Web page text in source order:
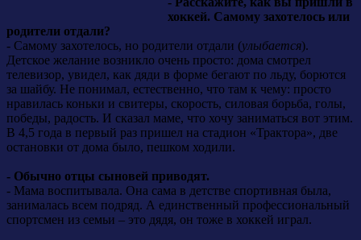
хоккей. Самому захотелось или
родители отдали?
- Самому захотелось, но родители отдали (улыбается).
Детское желание возникло очень просто: дома смотрел
телевизор, увидел, как дяди в форме бегают по льду, борются
за шайбу. Не понимал, естественно, что там к чему: просто
нравилась коньки и свитеры, скорость, силовая борьба, голы,
победы, радость. И сказал маме, что хочу заниматься вот этим.
В 4,5 года в первый раз пришел на стадион «Трактора», две
остановки от дома было, пешком ходили.
- Обычно отцы сыновей приводят.
- Мама воспитывала. Она сама в детстве спортивная была,
занималась всем подряд. А единственный профессиональный
спортсмен из семьи – это дядя, он тоже в хоккей играл.